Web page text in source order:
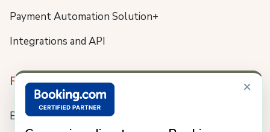
×
Payment Automation Solution+
Integrations and API
Resources
Blog